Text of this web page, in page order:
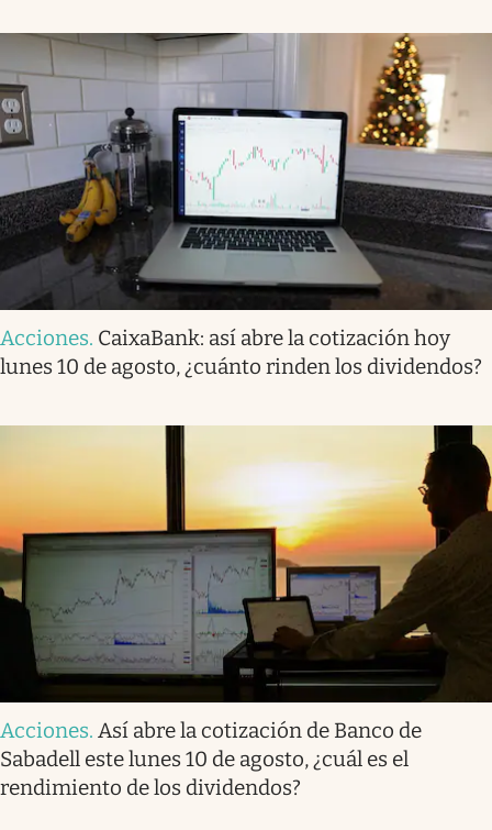
Acciones. CaixaBank: así abre la cotización hoy
lunes 10 de agosto, ¿cuánto rinden los dividendos?
Acciones. Así abre la cotización de Banco de
Sabadell este lunes 10 de agosto, ¿cuál es el
rendimiento de los dividendos?